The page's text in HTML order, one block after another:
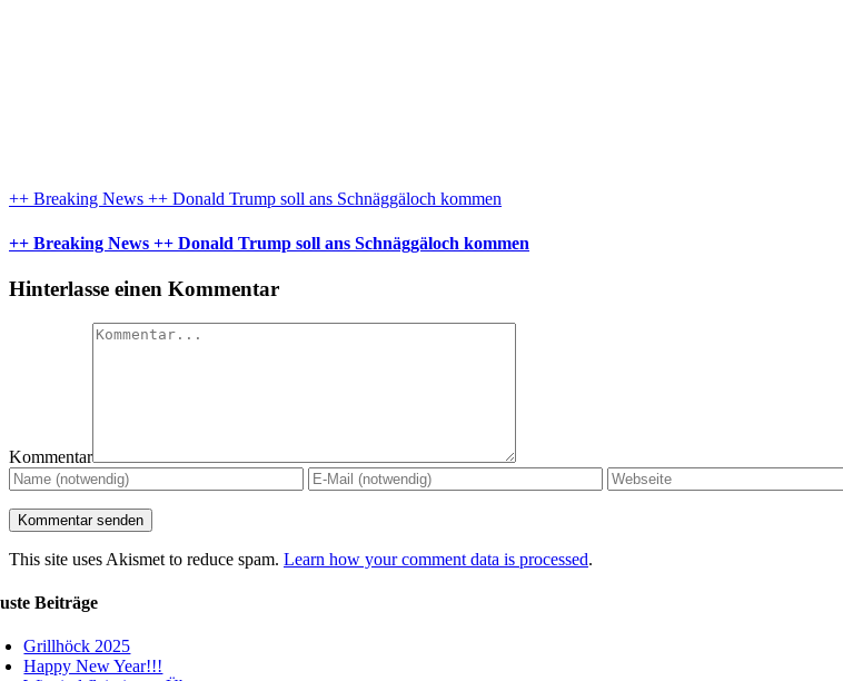
++ Breaking News ++ Donald Trump soll ans Schnäggäloch kommen
++ Breaking News ++ Donald Trump soll ans Schnäggäloch kommen
Hinterlasse einen Kommentar
Kommentar
This site uses Akismet to reduce spam. Learn how your comment data is processed.
Beiträge
Grillhöck 2025
Happy New Year!!!